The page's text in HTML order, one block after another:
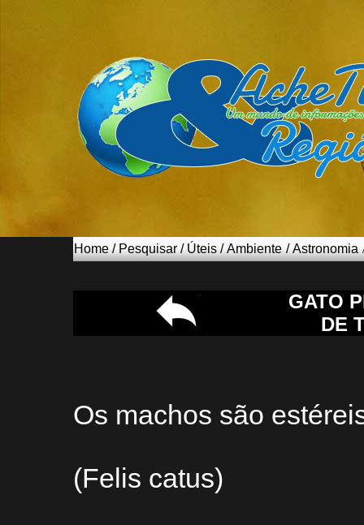
Home / Pesquisar / Úteis /Ambiente /Astronomia
GATO
DE
Os machos são
(Felis catus)